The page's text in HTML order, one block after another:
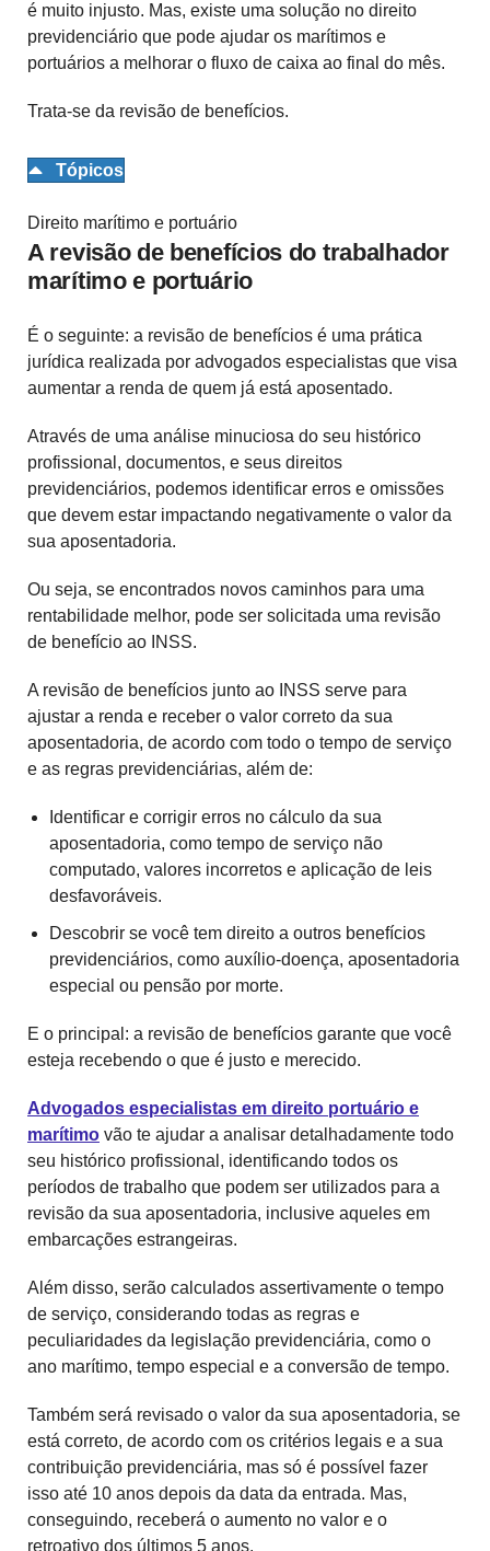
é muito injusto. Mas, existe uma solução no direito
previdenciário que pode ajudar os marítimos e
portuários a melhorar o fluxo de caixa ao final do mês.
Trata-se da revisão de benefícios.
Tópicos
Direito marítimo e portuário
A revisão de benefícios do trabalhador
marítimo e portuário
É o seguinte: a revisão de benefícios é uma prática
jurídica realizada por advogados especialistas que visa
aumentar a renda de quem já está aposentado.
Através de uma análise minuciosa do seu histórico
profissional, documentos, e seus direitos
previdenciários, podemos identificar erros e omissões
que devem estar impactando negativamente o valor da
sua aposentadoria.
Ou seja, se encontrados novos caminhos para uma
rentabilidade melhor, pode ser solicitada uma revisão
de benefício ao INSS.
A revisão de benefícios junto ao INSS serve para
ajustar a renda e receber o valor correto da sua
aposentadoria, de acordo com todo o tempo de serviço
e as regras previdenciárias, além de:
Identificar e corrigir erros no cálculo da sua
aposentadoria, como tempo de serviço não
computado, valores incorretos e aplicação de leis
desfavoráveis.
Descobrir se você tem direito a outros benefícios
previdenciários, como auxílio-doença, aposentadoria
especial ou pensão por morte.
E o principal: a revisão de benefícios garante que você
esteja recebendo o que é justo e merecido.
Advogados especialistas em direito portuário e
marítimo vão te ajudar a analisar detalhadamente todo
seu histórico profissional, identificando todos os
períodos de trabalho que podem ser utilizados para a
revisão da sua aposentadoria, inclusive aqueles em
embarcações estrangeiras.
Além disso, serão calculados assertivamente o tempo
de serviço, considerando todas as regras e
peculiaridades da legislação previdenciária, como o
ano marítimo, tempo especial e a conversão de tempo.
Também será revisado o valor da sua aposentadoria, se
está correto, de acordo com os critérios legais e a sua
contribuição previdenciária, mas só é possível fazer
isso até 10 anos depois da data da entrada. Mas,
conseguindo, receberá o aumento no valor e o
retroativo dos últimos 5 anos.